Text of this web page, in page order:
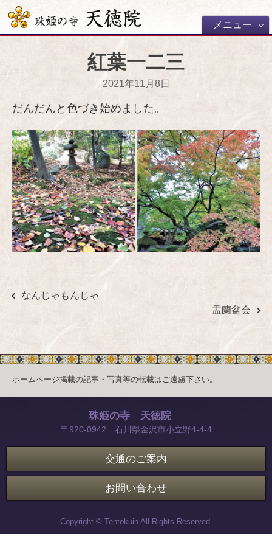
メニュー
紅葉一二三
2021年11月8日
だんだんと色づき始めました。
なんじゃもんじゃ
盂蘭盆会
ホームページ掲載の記事・写真等の転載はご遠慮下さい。
珠姫の寺 天徳院
〒920-0942 石川県金沢市小立野4-4-4
交通のご案内
お問い合わせ
Copyright © Tentokuin All Rights Reserved.